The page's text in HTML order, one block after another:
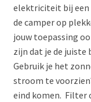
elektriciteit bij een
de camper op
jouw toepassing
zijn dat je de
Gebruik je het
stroom te
eind komen. Filter